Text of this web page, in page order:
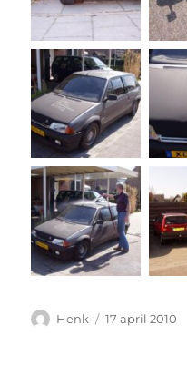
Auteur
Henk
Geplaatst
17 april 2010